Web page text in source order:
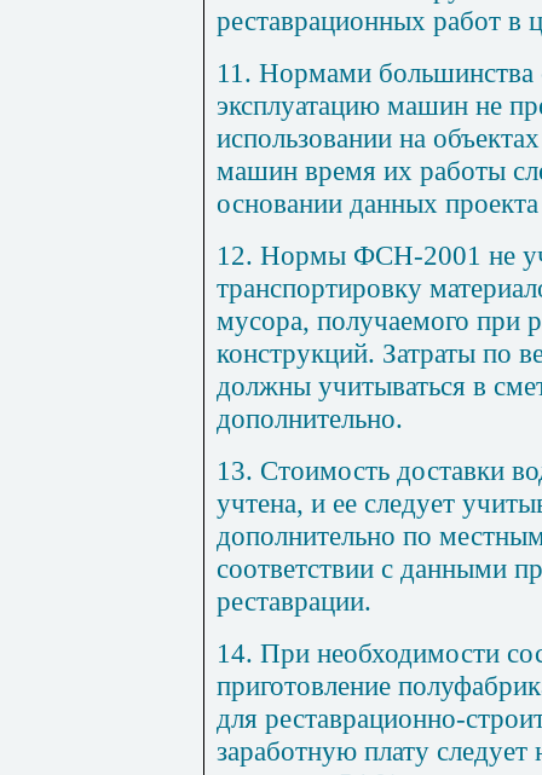
реставрационных работ в
11. Нормами большинства
эксплуатацию машин не
использовании на
машин время их работы
основании данных
12. Нормы ФСН-2001 не
транспортировку
мусора, получаемого при
конструкций. Затраты по
должны учитываться в
дополнительно.
1 3. Стоимость доставки
учтена, и ее следует
дополнительно по
соответствии с данными
реставрации.
14. При необходимости
приготовление
для реставрационно-строи
заработную плату